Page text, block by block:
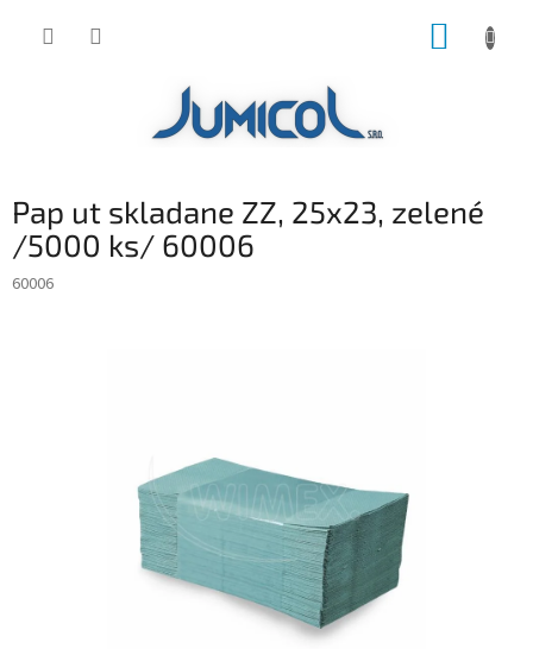
Pap ut skladane ZZ, 25x23, zelené
/5000 ks/ 60006
60006